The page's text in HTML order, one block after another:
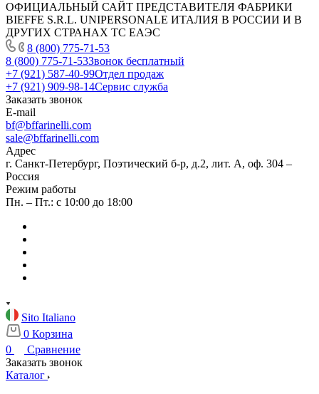
ОФИЦИАЛЬНЫЙ САЙТ ПРЕДСТАВИТЕЛЯ ФАБРИКИ
BIEFFE S.R.L. UNIPERSONALE ИТАЛИЯ В РОССИИ И В
ДРУГИХ СТРАНАХ ТС ЕАЭС
8 (800) 775-71-53
8 (800) 775-71-53Звонок бесплатный
+7 (921) 587-40-99Отдел продаж
+7 (921) 909-98-14Сервис служба
Заказать звонок
E-mail
bf@bffarinelli.com
sale@bffarinelli.com
Адрес
г. Санкт-Петербург, Поэтический б-р, д.2, лит. А, оф. 304 –
Россия
Режим работы
Пн. – Пт.: с 10:00 до 18:00
Sito Italiano
0 Корзина
0
Сравнение
Заказать звонок
Каталог